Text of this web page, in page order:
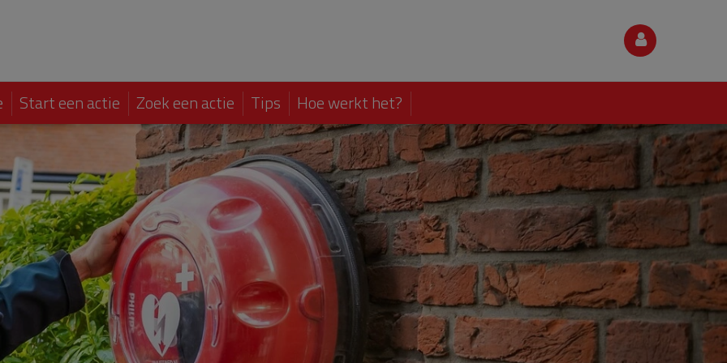
Start een actie Zoek een actie Tips Hoe werkt het?